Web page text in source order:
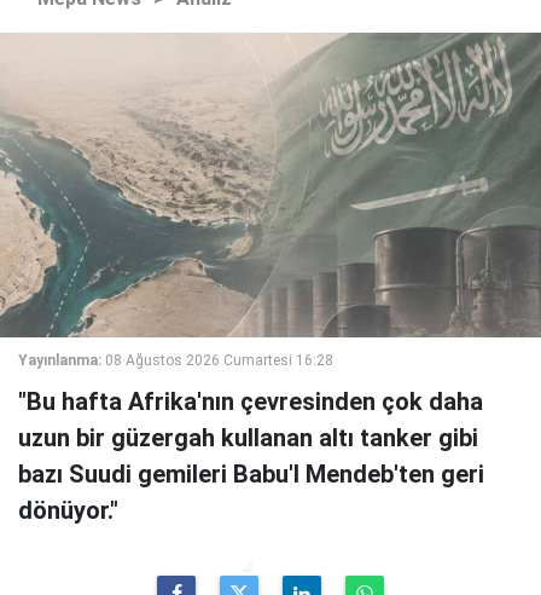
Yayınlanma: 08 Ağustos 2026 Cumartesi 16:28
"Bu hafta Afrika'nın çevresinden çok daha
uzun bir güzergah kullanan altı tanker gibi
bazı Suudi gemileri Babu'l Mendeb'ten geri
dönüyor."